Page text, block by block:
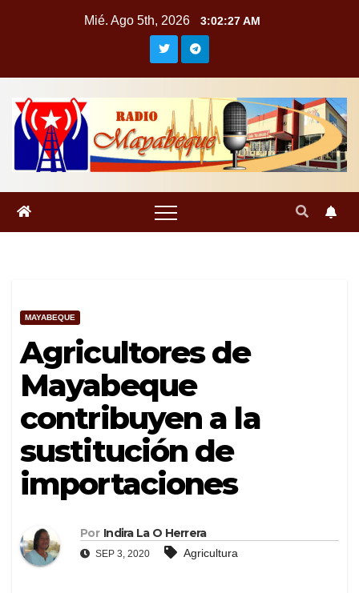
Mié. Ago 5th, 2026 3:02:27 AM
MAYABEQUE
Agricultores de
Mayabeque
contribuyen a la
sustitución de
importaciones
Por Indira La O Herrera
SEP 3, 2020 Agricultura